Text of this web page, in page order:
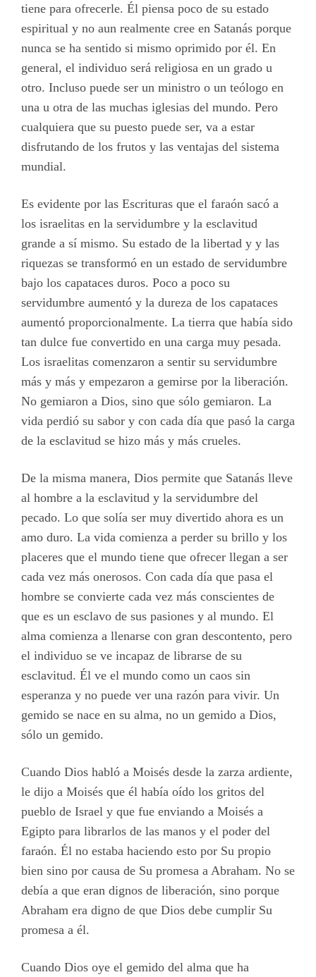
tiene para ofrecerle. Él piensa poco de su estado
espiritual y no aun realmente cree en Satanás porque
nunca se ha sentido si mismo oprimido por él. En
general, el individuo será religiosa en un grado u
otro. Incluso puede ser un ministro o un teólogo en
una u otra de las muchas iglesias del mundo. Pero
cualquiera que su puesto puede ser, va a estar
disfrutando de los frutos y las ventajas del sistema
mundial.
Es evidente por las Escrituras que el faraón sacó a
los israelitas en la servidumbre y la esclavitud
grande a sí mismo. Su estado de la libertad y y las
riquezas se transformó en un estado de servidumbre
bajo los capataces duros. Poco a poco su
servidumbre aumentó y la dureza de los capataces
aumentó proporcionalmente. La tierra que había sido
tan dulce fue convertido en una carga muy pesada.
Los israelitas comenzaron a sentir su servidumbre
más y más y empezaron a gemirse por la liberación.
No gemiaron a Dios, sino que sólo gemiaron. La
vida perdió su sabor y con cada día que pasó la carga
de la esclavitud se hizo más y más crueles.
De la misma manera, Dios permite que Satanás lleve
al hombre a la esclavitud y la servidumbre del
pecado. Lo que solía ser muy divertido ahora es un
amo duro. La vida comienza a perder su brillo y los
placeres que el mundo tiene que ofrecer llegan a ser
cada vez más onerosos. Con cada día que pasa el
hombre se convierte cada vez más conscientes de
que es un esclavo de sus pasiones y al mundo. El
alma comienza a llenarse con gran descontento, pero
el individuo se ve incapaz de librarse de su
esclavitud. Él ve el mundo como un caos sin
esperanza y no puede ver una razón para vivir. Un
gemido se nace en su alma, no un gemido a Dios,
sólo un gemido.
Cuando Dios habló a Moisés desde la zarza ardiente,
le dijo a Moisés que él había oído los gritos del
pueblo de Israel y que fue enviando a Moisés a
Egipto para librarlos de las manos y el poder del
faraón. Él no estaba haciendo esto por Su propio
bien sino por causa de Su promesa a Abraham. No se
debía a que eran dignos de liberación, sino porque
Abraham era digno de que Dios debe cumplir Su
promesa a él.
Cuando Dios oye el gemido del alma que ha